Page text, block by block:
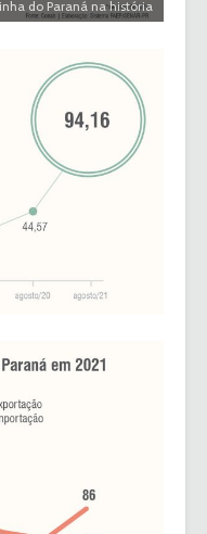
do Paraná na história